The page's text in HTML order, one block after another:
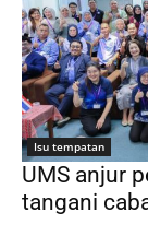
Isu tempatan
UMS anjur
tangani